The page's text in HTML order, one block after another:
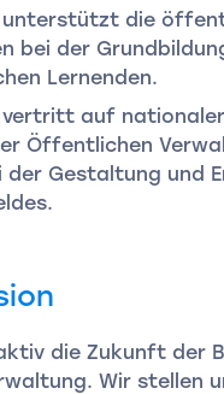
unterstützt die
bei der
Lernenden.
vertritt auf
Öffentlichen
Gestaltung und
die Zukunft der
Wir stellen